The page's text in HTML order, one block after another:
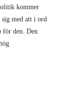
kommer
sig med att i ord
för den. Den